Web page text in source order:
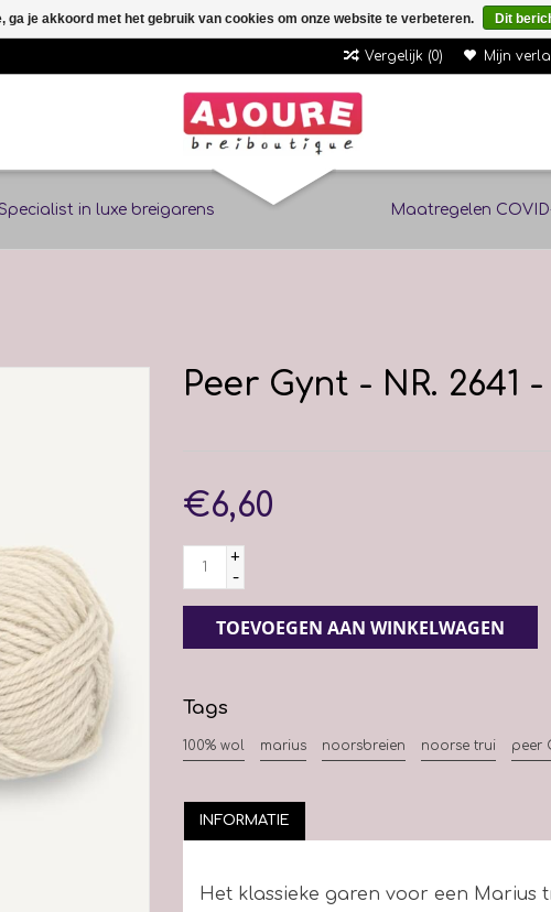
Vergelijk (0) Mijn
in luxe breigarens Maatregelen
Peer Gynt - NR.
€6,60
+
-
TOEVOEGEN AAN WINKELWAGEN
Tags
100% wol marius noorsbreien noorse trui peer
INFORMATIE
Het klassieke garen voor een Marius
ga je akkoord met het gebruik van cookies om onze website te verbeteren. Dit